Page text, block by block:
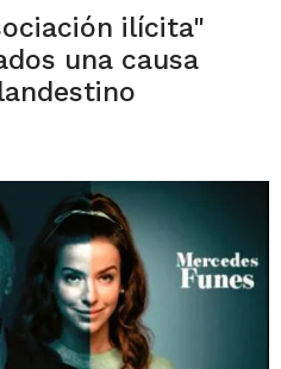
ilícita"
una causa